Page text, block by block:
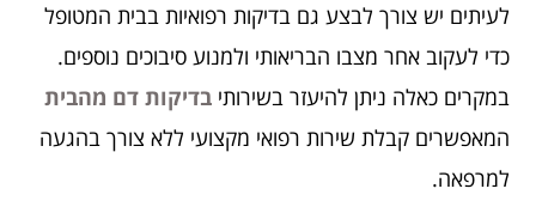
לעיתים יש צורך לבצע גם בדיקות רפואיות בבית המטופל
כדי לעקוב אחר מצבו הבריאותי ולמנוע סיבוכים נוספים.
במקרים כאלה ניתן להיעזר בשירותיבדיקות דם מהבית
המאפשרים קבלת שירות רפואי מקצועי ללא צורך בהגעה
למרפאה.